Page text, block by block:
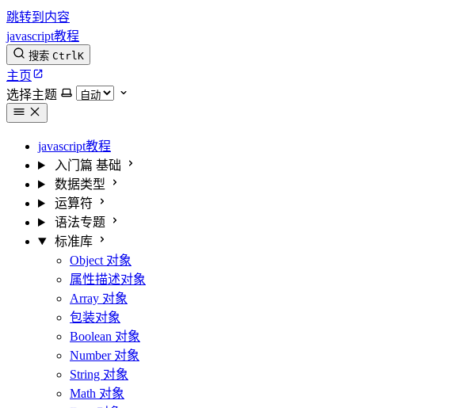
跳转到内容
javascript教程
搜索 CtrlK
主页
选择主题
javascript教程
入门篇 基础
数据类型
运算符
语法专题
标准库
Object 对象
属性描述对象
Array 对象
包装对象
Boolean 对象
Number 对象
String 对象
Math 对象